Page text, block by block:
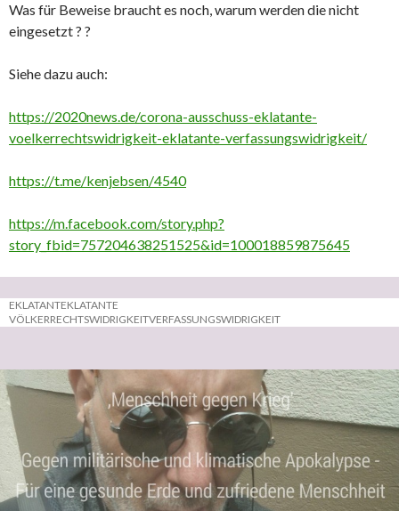
Was für Beweise braucht es noch, warum werden die nicht
eingesetzt ? ?
Siehe dazu auch:
https://2020news.de/corona-ausschuss-eklatante-
voelkerrechtswidrigkeit-eklatante-verfassungswidrigkeit/
https://t.me/kenjebsen/4540
https://m.facebook.com/story.php?
story_fbid=757204638251525&id=100018859875645
EKLATANTEKLATANTE
VÖLKERRECHTSWIDRIGKEITVERFASSUNGSWIDRIGKEIT